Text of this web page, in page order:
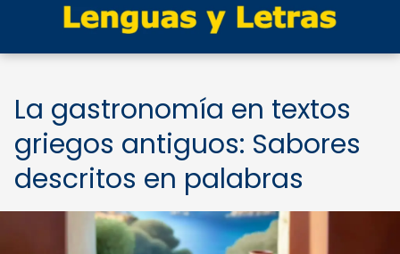
La gastronomía en textos
griegos antiguos: Sabores
descritos en palabras